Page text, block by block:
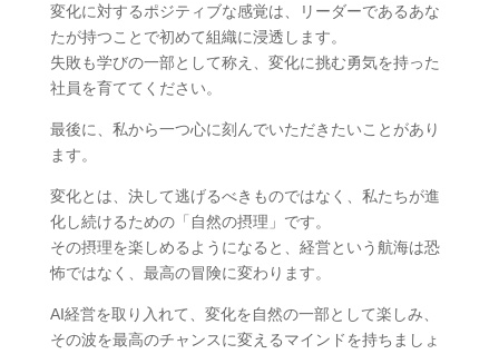
変化に対するポジティブな感覚は、リーダーであるあな
たが持つことで初めて組織に浸透します。
失敗も学びの一部として称え、変化に挑む勇気を持った
社員を育ててください。
最後に、私から一つ心に刻んでいただきたいことがあり
ます。
変化とは、決して逃げるべきものではなく、私たちが進
化し続けるための「自然の摂理」です。
その摂理を楽しめるようになると、経営という航海は恐
怖ではなく、最高の冒険に変わります。
AI経営を取り入れて、変化を自然の一部として楽しみ、
その波を最高のチャンスに変えるマインドを持ちましょ